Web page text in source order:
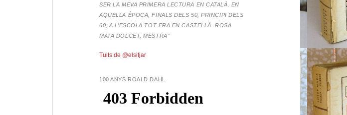
SER LA MEVA PRIMERA LECTURA EN CATALÀ. EN
AQUELLA ÈPOCA, FINALS DELS 50, PRINCIPI DELS
60, A L’ESCOLA TOT ERA EN CASTELLÀ. ROSA
MATA DOLCET, MESTRA”
Tuits de @elsitjar
100 ANYS ROALD DAHL